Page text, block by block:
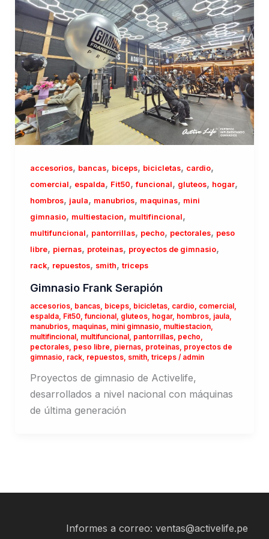
accesorios, bancas, biceps, bicicletas, cardio,
comercial, espalda, Fit50,funcional, gluteos, hogar,
hombros, jaula, manubrios, maquinas, mini
gimnasio, multiestacion, multifincional,
multifuncional, pantorrillas, pecho, pectorales, peso
libre, piernas, proteinas, proyectos de gimnasio,
rack, repuestos, smith, triceps
Gimnasio Frank Serapión
accesorios, bancas, biceps, bicicletas, cardio, comercial ,
espalda, Fit50,funcional , gluteos, hogar, hombros, jaula,
manubrios, maquinas, mini gimnasio, multiestacion,
multifincional , multifuncional , pantorrillas, pecho,
pectorales, peso libre, piernas, proteinas, proyectos de
gimnasio, rack, repuestos, smith, triceps/ admin
Proyectos de gimnasio de Activelife,
desarrollados a nivel nacional con máquinas
de última generación
Informes a correo: ventas@activelife.pe